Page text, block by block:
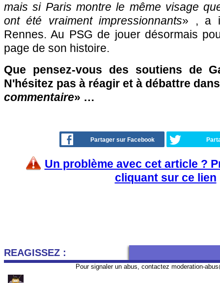
mais si Paris montre le même visage
ont été vraiment impressionnants» , a
Rennes. Au PSG de jouer désormais
page de son histoire.
Que pensez-vous des soutiens de
N'hésitez pas à réagir et à débattre
commentaire» …
Partager sur Facebook
Un problème avec cet article ?
cliquant sur ce lien
REAGISSEZ :
Pour signaler un abus, contactez moderation-